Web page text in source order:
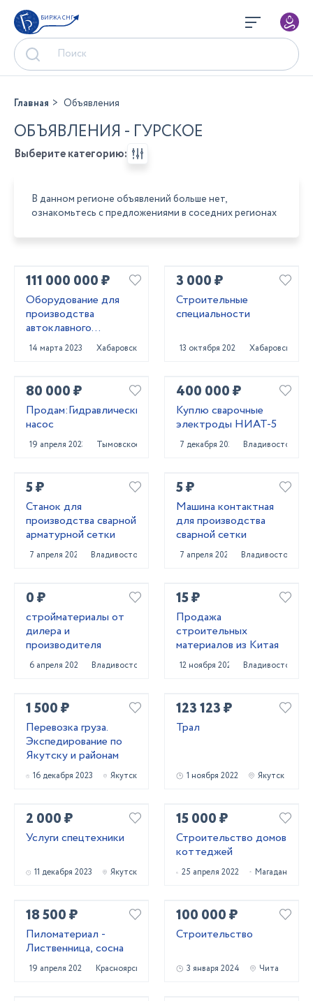
БИРЖА СНГ
Главная Объявления
ОБЪЯВЛЕНИЯ - ГУРСКОЕ
Выберите категорию:
В данном регионе объявлений больше нет,
ознакомьтесь с предложениями в соседних регионах
111 000 000 ₽
Оборудование для
производства
автоклавного
газобетона
14 марта 2023 Хабаровск
3 000 ₽
Строительные
специальности
13 октября 2023 Хабаровск
80 000 ₽
Продам:Гидравлический
насос
19 апреля 2023 Тымовское
400 000 ₽
Куплю сварочные
электроды НИАТ-5
7 декабря 2023 Владивосток
5 ₽
Станок для
производства сварной
арматурной сетки
7 апреля 2021 Владивосток
5 ₽
Машина контактная
для производства
сварной сетки
7 апреля 2021 Владивосток
0 ₽
стройматериалы от
дилера и
производителя
6 апреля 2022 Владивосток
15 ₽
Продажа
строительных
материалов из Китая
12 ноября 2020 Владивосток
1 500 ₽
Перевозка груза.
Экспедирование по
Якутску и районам
16 декабря 2023 Якутск
123 123 ₽
Трал
1 ноября 2022 Якутск
2 000 ₽
Услуги спецтехники
11 декабря 2023 Якутск
15 000 ₽
Строительство домов
коттеджей
25 апреля 2022 Магадан
18 500 ₽
Пиломатериал -
Лиственница, сосна
19 апреля 2022 Красноярск
100 000 ₽
Строительство
3 января 2024 Чита